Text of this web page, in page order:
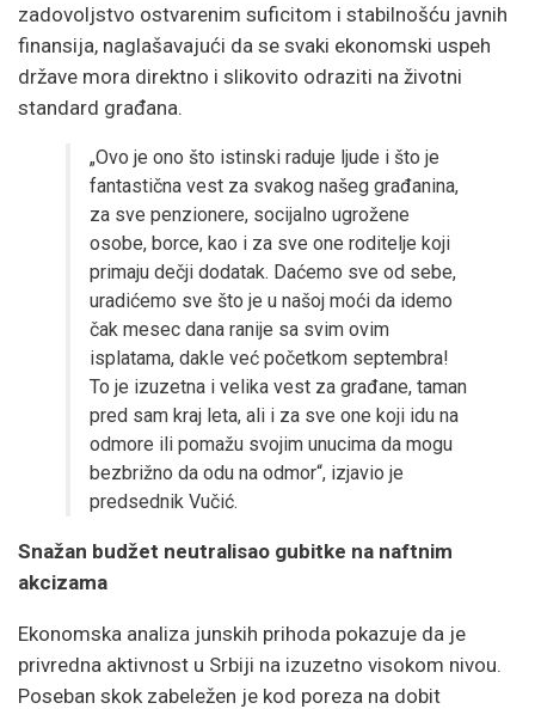
zadovoljstvo ostvarenim suficitom i stabilnošću javnih
finansija, naglašavajući da se svaki ekonomski uspeh
države mora direktno i slikovito odraziti na životni
standard građana.
„Ovo je ono što istinski raduje ljude i što je
fantastična vest za svakog našeg građanina,
za sve penzionere, socijalno ugrožene
osobe, borce, kao i za sve one roditelje koji
primaju dečji dodatak. Daćemo sve od sebe,
uradićemo sve što je u našoj moći da idemo
čak mesec dana ranije sa svim ovim
isplatama, dakle već početkom septembra!
To je izuzetna i velika vest za građane, taman
pred sam kraj leta, ali i za sve one koji idu na
odmore ili pomažu svojim unucima da mogu
bezbrižno da odu na odmor“, izjavio je
predsednik Vučić.
Snažan budžet neutralisao gubitke na naftnim
akcizama
Ekonomska analiza junskih prihoda pokazuje da je
privredna aktivnost u Srbiji na izuzetno visokom nivou.
Poseban skok zabeležen je kod poreza na dobit